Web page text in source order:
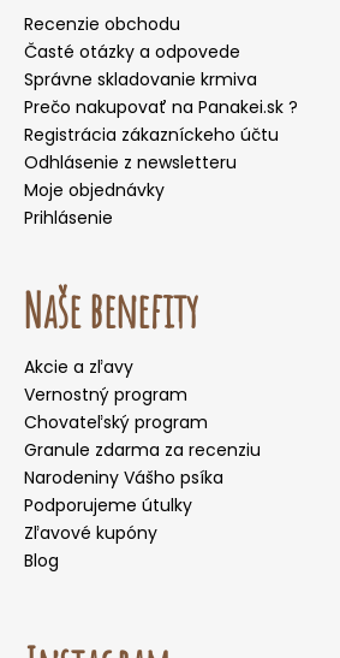
Recenzie obchodu
Časté otázky a odpovede
Správne skladovanie krmiva
Prečo nakupovať na Panakei.sk ?
Registrácia zákazníckeho účtu
Odhlásenie z newsletteru
Moje objednávky
Prihlásenie
Naše benefity
Akcie a zľavy
Vernostný program
Chovateľský program
Granule zdarma za recenziu
Narodeniny Vášho psíka
Podporujeme útulky
Zľavové kupóny
Blog